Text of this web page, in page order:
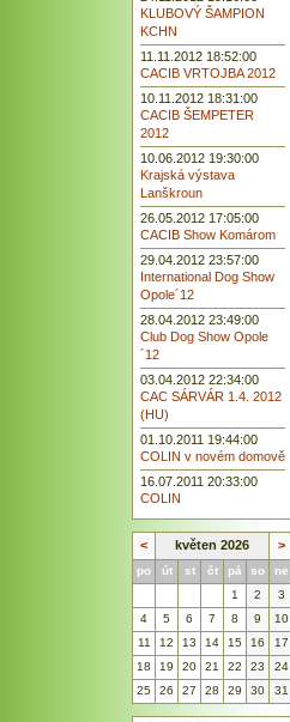
KLUBOVÝ ŠAMPION
KCHN
11.11.2012 18:52:00
CACIB VRTOJBA 2012
10.11.2012 18:31:00
CACIB ŠEMPETER
2012
10.06.2012 19:30:00
Krajská výstava
Lanškroun
26.05.2012 17:05:00
CACIB Show Komárom
29.04.2012 23:57:00
International Dog Show
Opole´12
28.04.2012 23:49:00
Club Dog Show Opole
´12
03.04.2012 22:34:00
CAC SÁRVÁR 1.4. 2012
(HU)
01.10.2011 19:44:00
COLIN v novém domově
16.07.2011 20:33:00
COLIN
< květen 2026 >
po út st čt pá so
ne
1
2
3
4
5 6 7 8 9
10
11
12 13 14 15 16
17
18
19 20 21 22 23
24
25
26 27 28 29 30 31